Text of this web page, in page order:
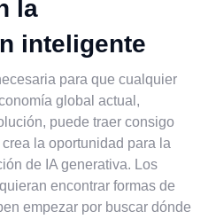
la
inteligente
para que cualquier
global actual,
puede traer consigo
la oportunidad para la
de IA generativa. Los
encontrar formas de
empezar por buscar dónde